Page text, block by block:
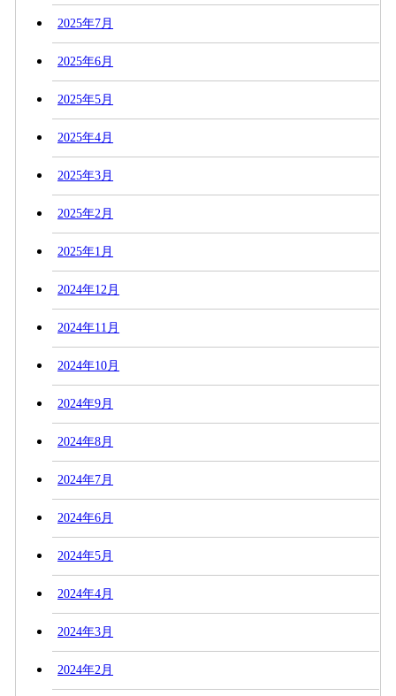
2025年7月
2025年6月
2025年5月
2025年4月
2025年3月
2025年2月
2025年1月
2024年12月
2024年11月
2024年10月
2024年9月
2024年8月
2024年7月
2024年6月
2024年5月
2024年4月
2024年3月
2024年2月